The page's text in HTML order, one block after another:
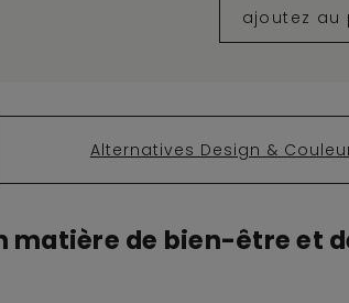
ajoutez au
Alternatives Design &
matière de bien-être et